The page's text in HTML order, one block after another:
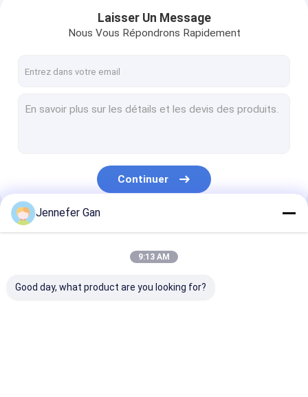
feuille acrylique de lgp
Barrière de barrière saine
Acrylique résistant aux chocs
Feuille acrylique pour aquarium
feuille acrylique givrée
Laisser Un Message
Nous Vous Répondrons Rapidement
Continuer
Nos Catégories
Jennefer Gan
9:13 AM
Good day, what product are you looking for?